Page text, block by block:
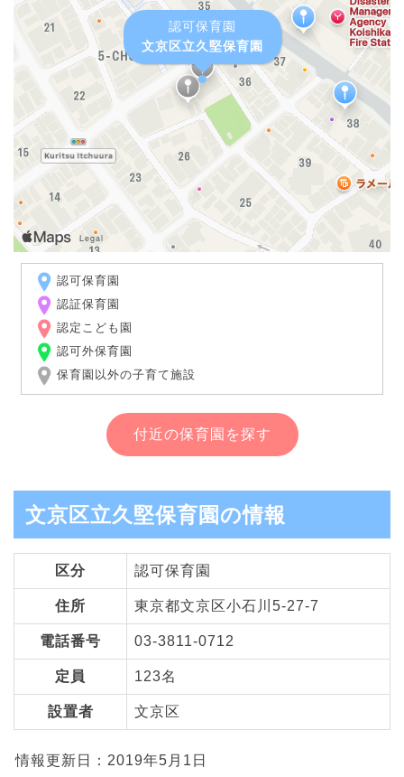
認可保育園
文京区立久堅保育園
認可保育園
認証保育園
認定こども園
認可外保育園
保育園以外の子育て施設
付近の保育園を探す
文京区立久堅保育園の情報
区分 認可保育園
住所 東京都文京区小石川5-27-7
電話番号 03-3811-0712
定員 123名
設置者 文京区
情報更新日：2019年5月1日